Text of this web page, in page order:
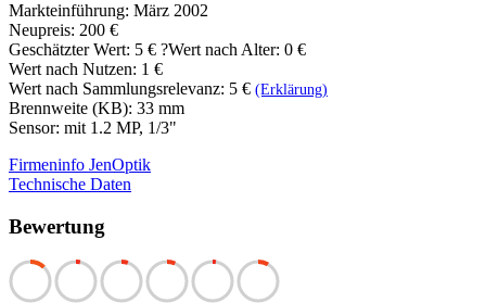
Markteinführung: März 2002
Neupreis: 200 €
Geschätzter Wert: 5 € ?Wert nach Alter: 0 €
Wert nach Nutzen: 1 €
Wert nach Sammlungsrelevanz: 5 € (Erklärung)
Brennweite (KB): 33 mm
Sensor: mit 1.2 MP, 1/3"
Firmeninfo JenOptik
Technische Daten
Bewertung